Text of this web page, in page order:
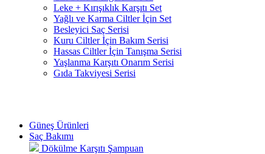
Leke + Kırışıklık Karşıtı Set
Yağlı ve Karma Ciltler İçin Set
Besleyici Saç Serisi
Kuru Ciltler İçin Bakım Serisi
Hassas Ciltler İçin Tanışma Serisi
Yaşlanma Karşıtı Onarım Serisi
Gıda Takviyesi Serisi
Güneş Ürünleri
Saç Bakımı
Dökülme Karşıtı Şampuan